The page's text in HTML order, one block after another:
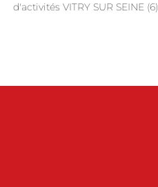
d'activités VITRY SUR SEINE (6)